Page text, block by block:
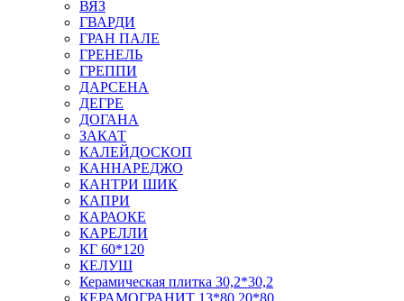
ВЯЗ
ГВАРДИ
ГРАН ПАЛЕ
ГРЕНЕЛЬ
ГРЕППИ
ДАРСЕНА
ДЕГРЕ
ДОГАНА
ЗАКАТ
КАЛЕЙДОСКОП
КАННАРЕДЖО
КАНТРИ ШИК
КАПРИ
КАРАОКЕ
КАРЕЛЛИ
КГ 60*120
КЕЛУШ
Керамическая плитка 30,2*30,2